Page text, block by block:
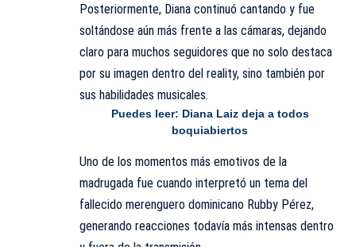
Posteriormente, Diana continuó cantando y fue
soltándose aún más frente a las cámaras, dejando
claro para muchos seguidores que no solo destaca
por su imagen dentro del reality, sino también por
sus habilidades musicales.
Puedes leer: Diana Laiz deja a todos
boquiabiertos
Uno de los momentos más emotivos de la
madrugada fue cuando interpretó un tema del
fallecido merenguero dominicano Rubby Pérez,
generando reacciones todavía más intensas dentro